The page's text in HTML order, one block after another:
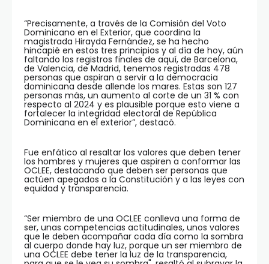
“Precisamente, a través de la Comisión del Voto
Dominicano en el Exterior, que coordina la
magistrada Hirayda Fernández, se ha hecho
hincapié en estos tres principios y al día de hoy, aún
faltando los registros finales de aquí, de Barcelona,
de Valencia, de Madrid, tenemos registradas 478
personas que aspiran a servir a la democracia
dominicana desde allende los mares. Estas son 127
personas más, un aumento al corte de un 31 % con
respecto al 2024 y es plausible porque esto viene a
fortalecer la integridad electoral de República
Dominicana en el exterior”, destacó.
Fue enfático al resaltar los valores que deben tener
los hombres y mujeres que aspiren a conformar las
OCLEE, destacando que deben ser personas que
actúen apegados a la Constitución y a las leyes con
equidad y transparencia.
“Ser miembro de una OCLEE conlleva una forma de
ser, unas competencias actitudinales, unos valores
que le deben acompañar cada día como la sombra
al cuerpo donde hay luz, porque un ser miembro de
una OCLEE debe tener la luz de la transparencia,